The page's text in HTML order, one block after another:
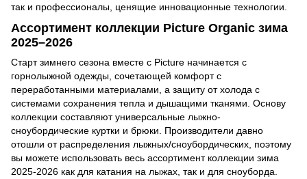
так и профессионалы, ценящие инновационные технологии.
Ассортимент коллекции Picture Organic зима
2025–2026
Старт зимнего сезона вместе с Picture начинается с
горнолыжной одежды, сочетающей комфорт с
переработанными материалами, а защиту от холода с
системами сохранения тепла и дышащими тканями. Основу
коллекции составляют универсальные лыжно-
сноубордические куртки и брюки. Производители давно
отошли от распределения лыжных/сноубордических, поэтому
вы можете использовать весь ассортимент коллекции зима
2025-2026 как для катания на лыжах, так и для сноуборда.